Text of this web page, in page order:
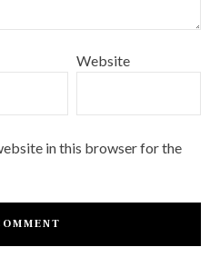
Website
in this browser for the